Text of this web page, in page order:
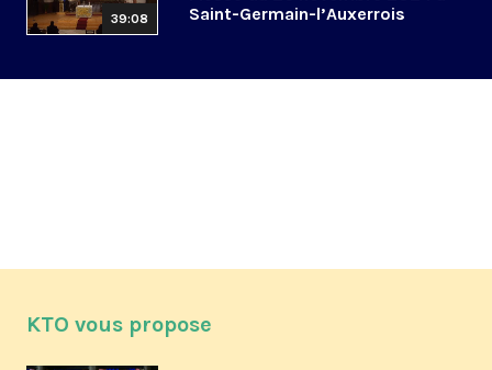
39:08
Saint-Germain-l’Auxerrois
KTO vous propose